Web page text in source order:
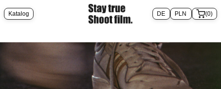
Katalog (0)